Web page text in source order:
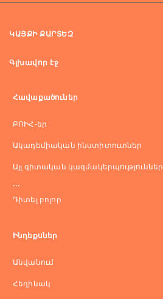
ԿԱՅՔԻ ՔԱՐՏԵԶ
Գլխավոր էջ
Հավաքածուներ
ԲՈԻՀ-եր
Ակադեմիական ինստիտուտներ
Այլ գիտական կազմակերպություններ
...
Դիտել բոլոր
Ինդեքսներ
Անվանում
Հեղինակ